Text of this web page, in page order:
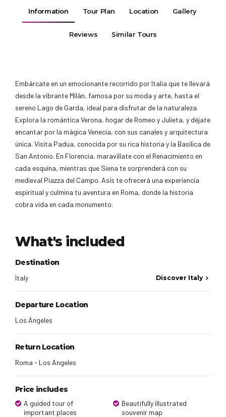
Information Tour Plan Location Gallery
Reviews Similar Tours
Embárcate en un emocionante recorrido por Italia que te llevará
desde la vibrante Milán, famosa por su moda y arte, hasta el
sereno Lago de Garda, ideal para disfrutar de la naturaleza.
Explora la romántica Verona, hogar de Romeo y Julieta, y déjate
encantar por la mágica Venecia, con sus canales y arquitectura
única. Visita Padua, conocida por su rica historia y la Basílica de
San Antonio. En Florencia, maravíllate con el Renacimiento en
cada esquina, mientras que Siena te sorprenderá con su
medieval Piazza del Campo. Asís te ofrecerá una experiencia
espiritual y culmina tu aventura en Roma, donde la historia
cobra vida en cada monumento.
What's included
Destination
Italy Discover Italy
Departure Location
Los Ángeles
Return Location
Roma - Los Angeles
Price includes
A guided tour of
important places
Beautifully illustrated
souvenir map